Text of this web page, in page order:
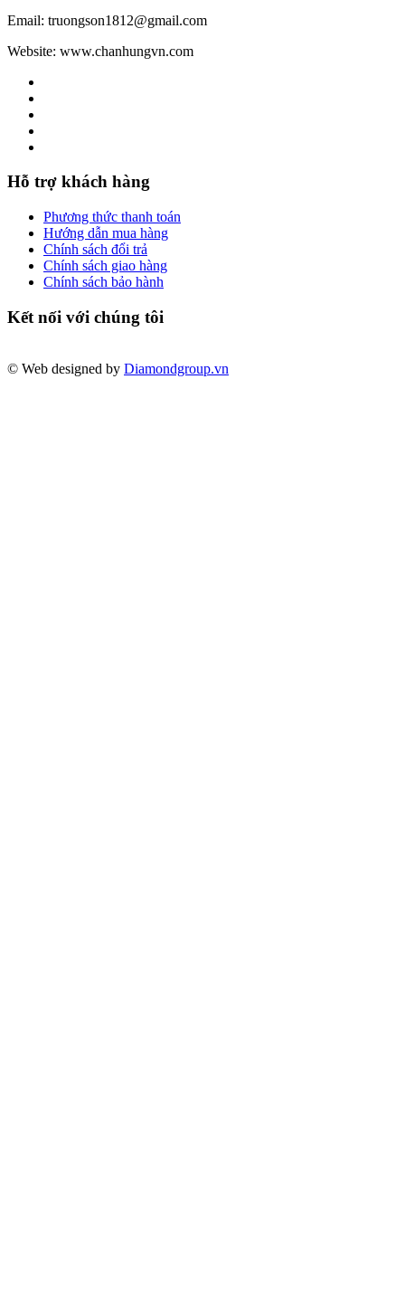
Email: truongson1812@gmail.com
Website: www.chanhungvn.com
Hỗ trợ khách hàng
Phương thức thanh toán
Hướng dẫn mua hàng
Chính sách đổi trả
Chính sách giao hàng
Chính sách bảo hành
Kết nối với chúng tôi
© Web designed by Diamondgroup.vn